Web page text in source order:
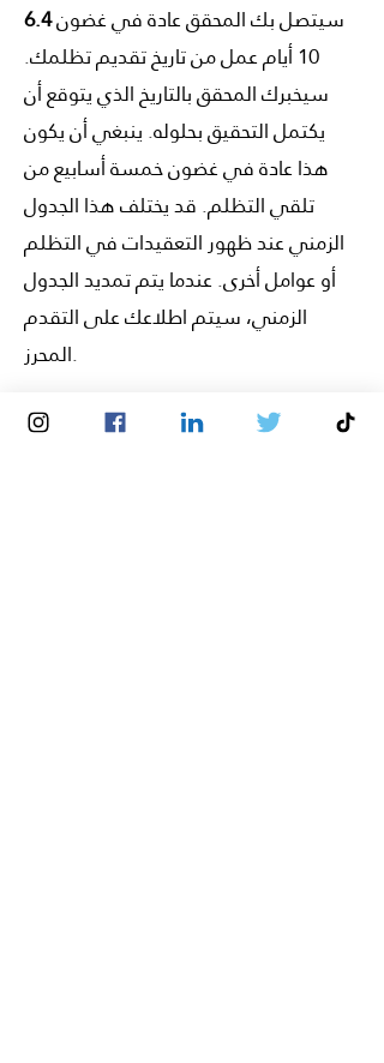
6.4سيتصل بك المحقق عادة في غضون
10 أيام عمل من تاريخ تقديم تظلمك.
سيخبرك المحقق بالتاريخ الذي يتوقع أن
يكتمل التحقيق بحلوله. ينبغي أن يكون
هذا عادة في غضون خمسة أسابيع من
تلقي التظلم. قد يختلف هذا الجدول
الزمني عند ظهور التعقيدات في التظلم
أو عوامل أخرى. عندما يتم تمديد الجدول
الزمني، سيتم اطلاعك على التقدم
المحرز.
6.5